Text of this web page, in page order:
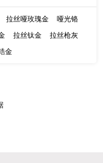
拉丝哑玫瑰金
哑光铬
拉丝钛金
拉丝枪灰
金